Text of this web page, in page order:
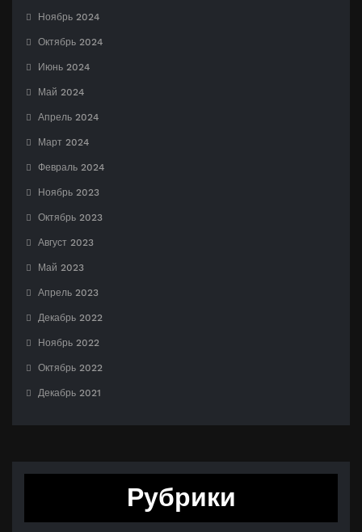
Ноябрь 2024
Октябрь 2024
Июнь 2024
Май 2024
Апрель 2024
Март 2024
Февраль 2024
Ноябрь 2023
Октябрь 2023
Август 2023
Май 2023
Апрель 2023
Декабрь 2022
Ноябрь 2022
Октябрь 2022
Декабрь 2021
Рубрики